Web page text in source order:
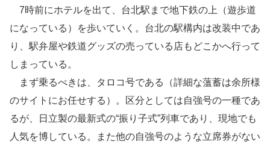
7時前にホテルを出て、台北駅まで地下鉄の上（遊歩道
になっている）を歩いていく。台北の駅構内は改装中であ
り、駅弁屋や鉄道グッズの売っている店もどこかへ行って
しまっている。
まず乗るべきは、タロコ号である（詳細な薀蓄は余所様
のサイトにお任せする）。区分としては自強号の一種であ
るが、日立製の最新式の“振り子式”列車であり、現地でも
人気を博している。また他の自強号のような立席券がない